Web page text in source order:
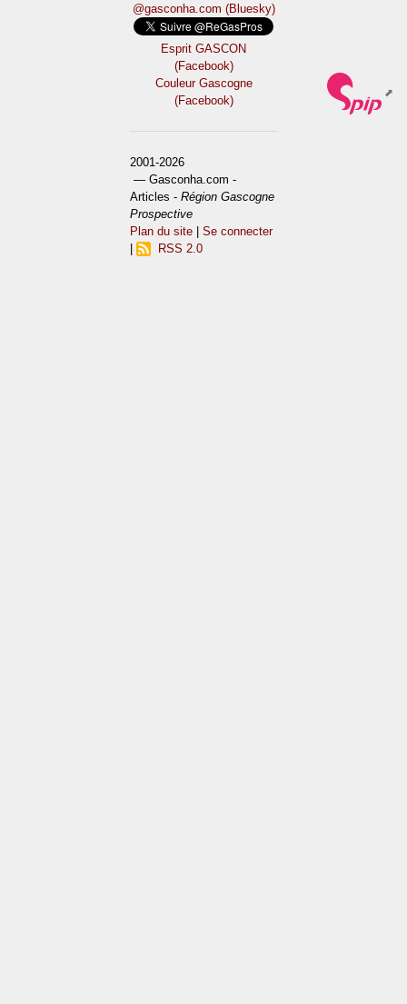
@gasconha.com (Bluesky)
Esprit GASCON
(Facebook)
Couleur Gascogne
(Facebook)
2001-2026
— Gasconha.com -
Articles -Région Gascogne
Prospective
Plan du site |Se connecter
RSS 2.0